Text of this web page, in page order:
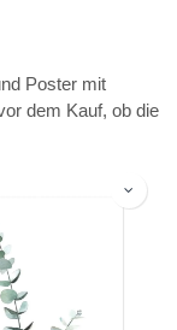
Poster mit
dem Kauf, ob die